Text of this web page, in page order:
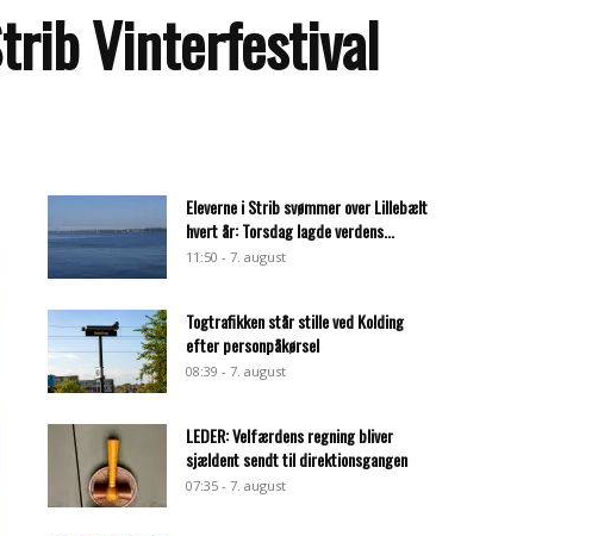
Vinterfestival
Eleverne i Strib svømmer over Lillebælt
hvert år: Torsdag lagde verdens...
11:50 - 7. august
Togtrafikken står stille ved Kolding
efter personpåkørsel
08:39 - 7. august
LEDER: Velfærdens regning bliver
sjældent sendt til direktionsgangen
07:35 - 7. august